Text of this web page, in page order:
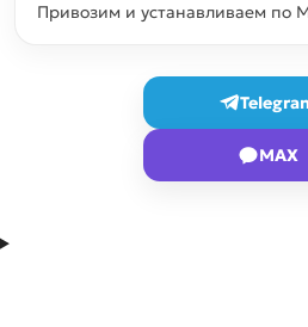
Привозим и устанавливаем по
MAX